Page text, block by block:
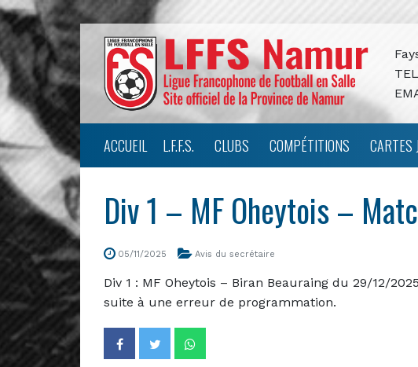
ACCUEIL L.F.F.S. CLUBS COMPÉTITIONS CARTES
Div 1 – MF Oheytois –
05/11/2025 Avis du secrétaire
Div 1 : MF Oheytois – Biran Beauraing du 29/12/
suite à une erreur de programmation.